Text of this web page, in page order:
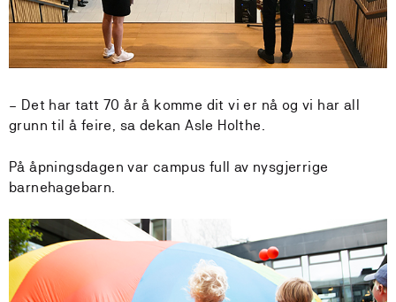
– Det har tatt 70 år å komme dit vi er nå og vi har all
grunn til å feire, sa dekan Asle Holthe.
På åpningsdagen var campus full av nysgjerrige
barnehagebarn.